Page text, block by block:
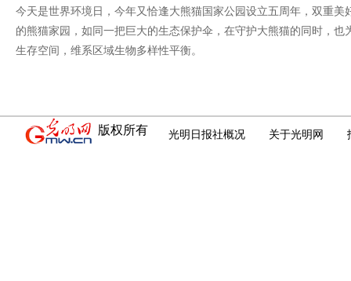
今天是世界环境日，今年又恰逢大熊猫国家公园设立五周年，双重美
的熊猫家园，如同一把巨大的生态保护伞，在守护大熊猫的同时，也
生存空间，维系区域生物多样性平衡。
版权所有 光明日报社概况 关于光明网